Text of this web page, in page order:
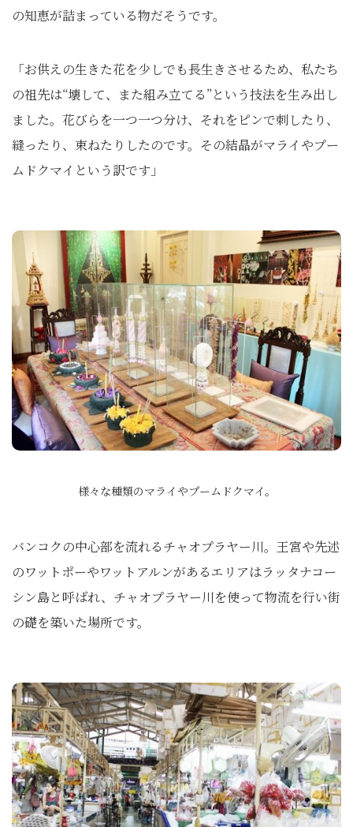
の知恵が詰まっている物だそうです。
「お供えの生きた花を少しでも長生きさせるため、私たち
の祖先は“壊して、また組み立てる”という技法を生み出し
ました。花びらを一つ一つ分け、それをピンで刺したり、
縫ったり、束ねたりしたのです。その結晶がマライやプー
ムドクマイという訳です」
様々な種類のマライやプームドクマイ。
バンコクの中心部を流れるチャオプラヤー川。王宮や先述
のワットポーやワットアルンがあるエリアはラッタナコー
シン島と呼ばれ、チャオプラヤー川を使って物流を行い街
の礎を築いた場所です。